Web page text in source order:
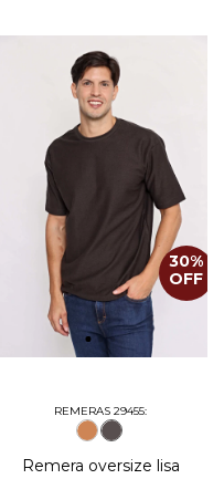
30%
OFF
REMERAS 29455:
Remera oversize lisa